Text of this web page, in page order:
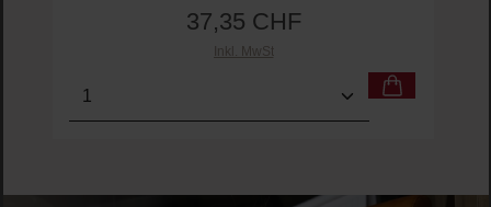
Regulärer Preis:
37,35 CHF
Inkl. MwSt
Produkt Anzahl: Gib den gewünschten Wert